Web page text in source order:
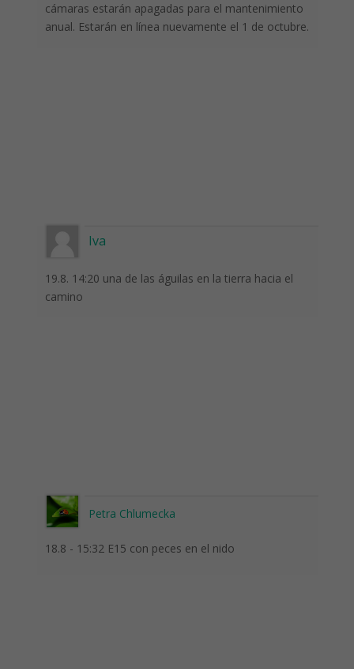
cámaras estarán apagadas para el mantenimiento
anual. Estarán en línea nuevamente el 1 de octubre.
Iva
19.8. 14:20 una de las águilas en la tierra hacia el
camino
Petra Chlumecka
18.8 - 15:32 E15 con peces en el nido